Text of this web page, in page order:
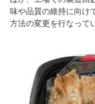
味や品質の維持に向け
方法の変更を行なって